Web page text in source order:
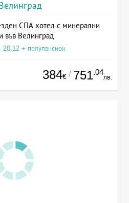
СПА хотел с минерални
във Велинград
20.12 + полупансион
384€ / 751.04
лв.